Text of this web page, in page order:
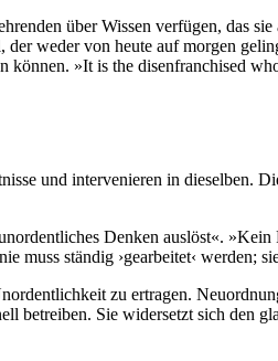
über Wissen verfügen, das
weder von heute auf morgen
»It is the disenfranchised
und intervenieren in dieselben.
Denken auslöst«. »Kein
ständig ›gearbeitet‹ werden;
zu ertragen.
betreiben. Sie widersetzt sich den